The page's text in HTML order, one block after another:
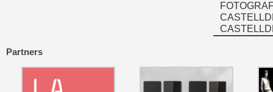
Partners